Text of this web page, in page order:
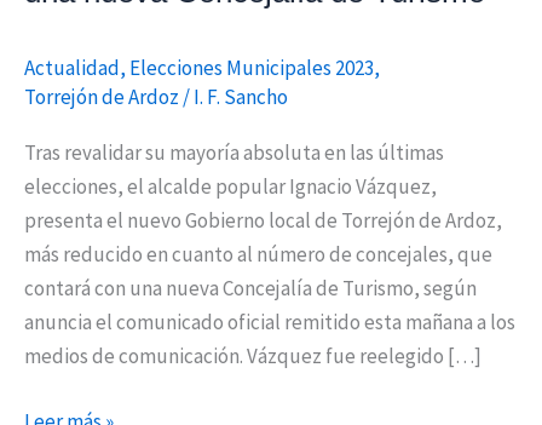
Actualidad, Elecciones Municipales 2023,
Torrejón de Ardoz /I. F. Sancho
Tras revalidar su mayoría absoluta en las últimas
elecciones, el alcalde popular Ignacio Vázquez,
presenta el nuevo Gobierno local de Torrejón de Ardoz,
más reducido en cuanto al número de concejales, que
contará con una nueva Concejalía de Turismo, según
anuncia el comunicado oficial remitido esta mañana a los
medios de comunicación. Vázquez fue reelegido […]